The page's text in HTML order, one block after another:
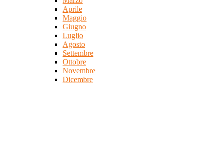
Aprile
Maggio
Giugno
Luglio
Agosto
Settembre
Ottobre
Novembre
Dicembre